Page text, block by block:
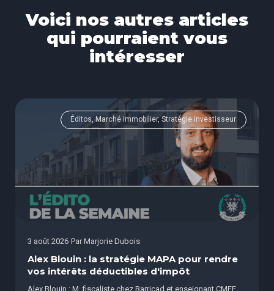
Voici nos autres articles
qui pourraient vous
intéresser
Éditos, Marché immobilier, Stratégie investisseur
3 août 2026 Par Marjorie Dubois
Alex Blouin : la stratégie MAPA pour rendre
vos intérêts déductibles d'impôt
Alex Blouin : M. fiscaliste chez Barricad et enseignant CMFE